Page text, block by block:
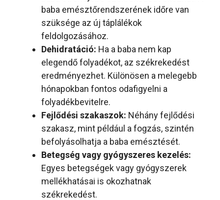
baba emésztőrendszerének időre van
szüksége az új táplálékok
feldolgozásához.
Dehidratáció: Ha a baba nem kap
elegendő folyadékot, az székrekedést
eredményezhet. Különösen a melegebb
hónapokban fontos odafigyelni a
folyadékbevitelre.
Fejlődési szakaszok: Néhány fejlődési
szakasz, mint például a fogzás, szintén
befolyásolhatja a baba emésztését.
Betegség vagy gyógyszeres kezelés:
Egyes betegségek vagy gyógyszerek
mellékhatásai is okozhatnak
székrekedést.